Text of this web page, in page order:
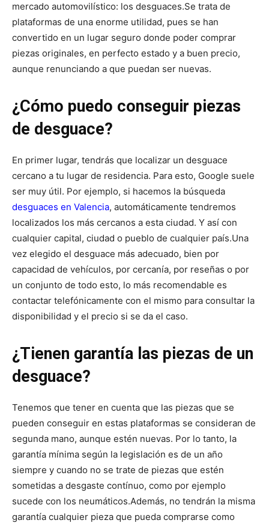
mercado automovilístico: los desguaces.Se trata de
plataformas de una enorme utilidad, pues se han
convertido en un lugar seguro donde poder comprar
piezas originales, en perfecto estado y a buen precio,
aunque renunciando a que puedan ser nuevas.
¿Cómo puedo conseguir piezas
de desguace?
En primer lugar, tendrás que localizar un desguace
cercano a tu lugar de residencia. Para esto, Google suele
ser muy útil. Por ejemplo, si hacemos la búsqueda
desguaces en Valencia, automáticamente tendremos
localizados los más cercanos a esta ciudad. Y así con
cualquier capital, ciudad o pueblo de cualquier país.Una
vez elegido el desguace más adecuado, bien por
capacidad de vehículos, por cercanía, por reseñas o por
un conjunto de todo esto, lo más recomendable es
contactar telefónicamente con el mismo para consultar la
disponibilidad y el precio si se da el caso.
¿Tienen garantía las piezas de un
desguace?
Tenemos que tener en cuenta que las piezas que se
pueden conseguir en estas plataformas se consideran de
segunda mano, aunque estén nuevas. Por lo tanto, la
garantía mínima según la legislación es de un año
siempre y cuando no se trate de piezas que estén
sometidas a desgaste contínuo, como por ejemplo
sucede con los neumáticos.Además, no tendrán la misma
garantía cualquier pieza que pueda comprarse como